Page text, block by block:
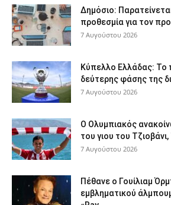
Δημόσιο:
προθεσμία για τον
7 Αυγούστου 2026
Κύπελλο Ελλάδας: Το
δεύτερης φάσης της
7 Αυγούστου 2026
Ο Ολυμπιακός
του γιου του
7 Αυγούστου 2026
Πέθανε ο Γουίλιαμ
εμβληματικού